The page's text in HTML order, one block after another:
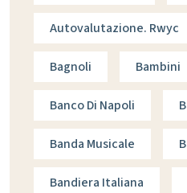
Autovalutazione. Rwyc
Bagnoli Bambini
Banco Di Napoli
Banda Musicale
Bandiera Italiana